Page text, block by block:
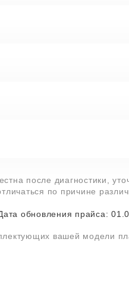
после диагностики,
по причине
обновления прайса:
вашей модели